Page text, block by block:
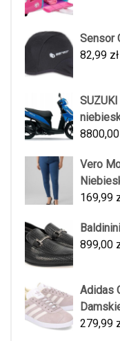
Sensor
82,99 zł
8800,00
Vero
169,99
899,00
Adidas
279,99